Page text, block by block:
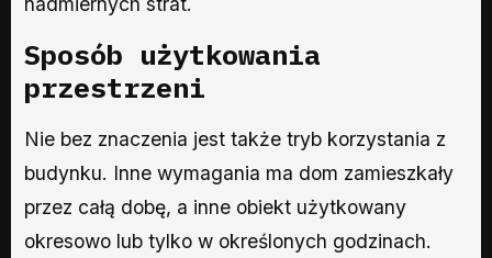
Sposób użytkowania
przestrzeni
Nie bez znaczenia jest także tryb korzystania z
budynku. Inne wymagania ma dom zamieszkały
przez całą dobę, a inne obiekt użytkowany
okresowo lub tylko w określonych godzinach.